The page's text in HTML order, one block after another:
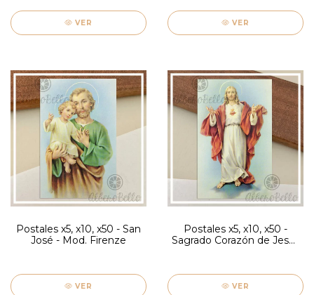
VER VER
Postales x5, x10, x50 - San
José - Mod. Firenze
VER
Postales x5, x10, x50 -
Sagrado Corazón de Jesus
VER